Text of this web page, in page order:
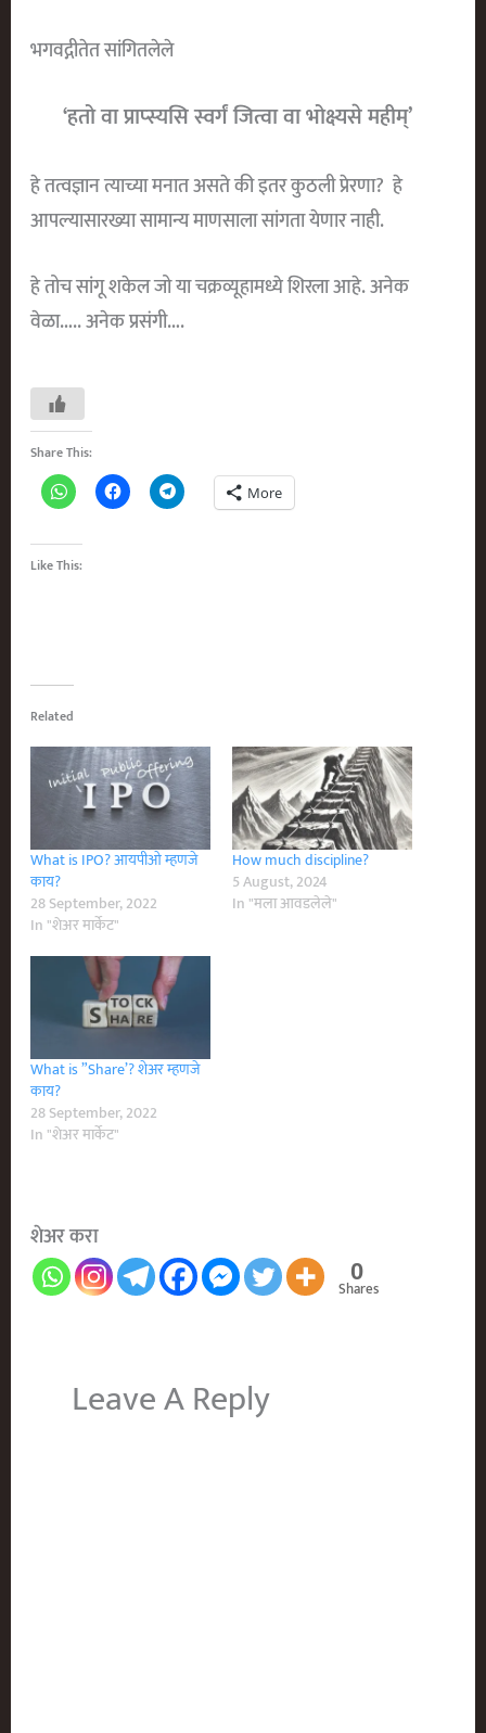
भगवद्गीतेत सांगितलेले
‘हतो वा प्राप्स्यसि स्वर्गं जित्वा वा भोक्ष्यसे महीम्’
हे तत्वज्ञान त्याच्या मनात असते की इतर कुठली प्रेरणा? हे
आपल्यासारख्या सामान्य माणसाला सांगता येणार नाही.
हे तोच सांगू शकेल जो या चक्रव्यूहामध्ये शिरला आहे. अनेक
वेळा….. अनेक प्रसंगी….
Share This:
More
Like This:
Related
What is IPO? आयपीओ म्हणजे
काय?
28 September, 2022
In "शेअर मार्केट"
How much discipline?
5 August, 2024
In "मला आवडलेले"
What is ”Share’? शेअर म्हणजे
काय?
28 September, 2022
In "शेअर मार्केट"
शेअर करा
0
Shares
Leave A Reply